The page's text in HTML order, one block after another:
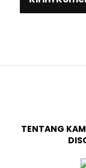
TENTANG